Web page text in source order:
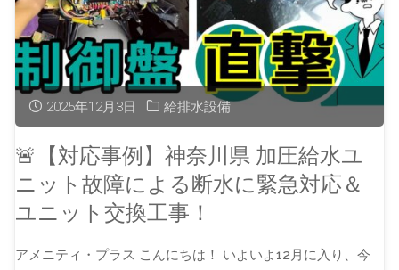
2025年12月3日 給排水設備
🚨【対応事例】神奈川県 加圧給水ユ
ニット故障による断水に緊急対応＆
ユニット交換工事！
アメニティ・プラス こんにちは！ いよいよ12月に入り、今